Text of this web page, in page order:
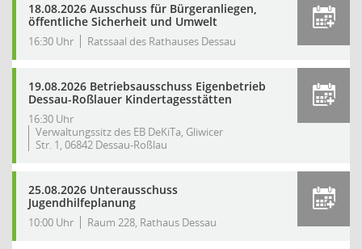
18.08.2026 Ausschuss für Bürgeranliegen,
öffentliche Sicherheit und Umwelt
16:30 Uhr Ratssaal des Rathauses Dessau
19.08.2026 Betriebsausschuss Eigenbetrieb
Dessau-Roßlauer Kindertagesstätten
16:30 Uhr
Verwaltungssitz des EB DeKiTa, Gliwicer
Str. 1, 06842 Dessau-Roßlau
25.08.2026 Unterausschuss
Jugendhilfeplanung
10:00 Uhr Raum 228, Rathaus Dessau